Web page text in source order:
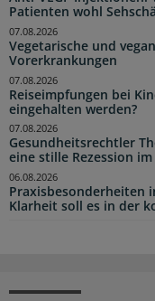
Patienten wohl
Vegetarische und
Vorerkrankungen
07.08.2026
Reiseimpfungen bei
eingehalten werden?
07.08.2026
Gesundheitsrechtler
eine stille Rezession
07.08.2026
Praxisbesonderheiten
Klarheit soll es in der
06.08.2026